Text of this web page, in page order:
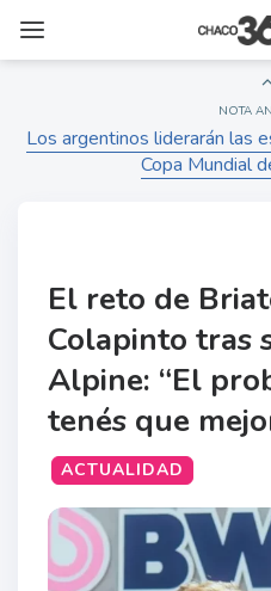
NOTA
Los argentinos liderarán las
Copa Mundial
El reto de
Colapinto tras
Alpine: “El
tenés que
ACTUALIDAD